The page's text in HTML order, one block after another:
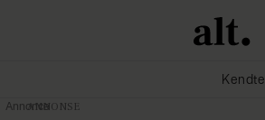
Kendte
Annonce